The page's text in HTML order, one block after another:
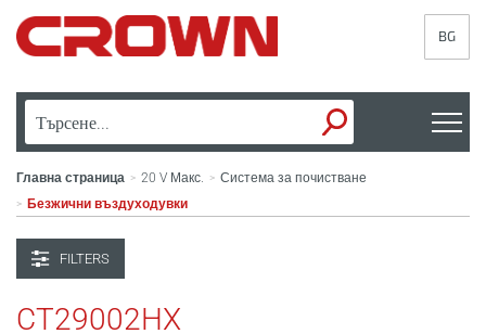
BG
Главна страница > 20 V Макс. > Система за почистване
> Безжични въздуходувки
FILTERS
CT29002HX